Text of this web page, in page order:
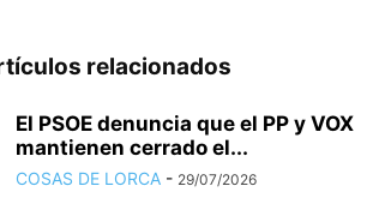
relacionados
El PSOE denuncia que el PP y VOX
mantienen cerrado el...
COSAS DE LORCA - 29/07/2026